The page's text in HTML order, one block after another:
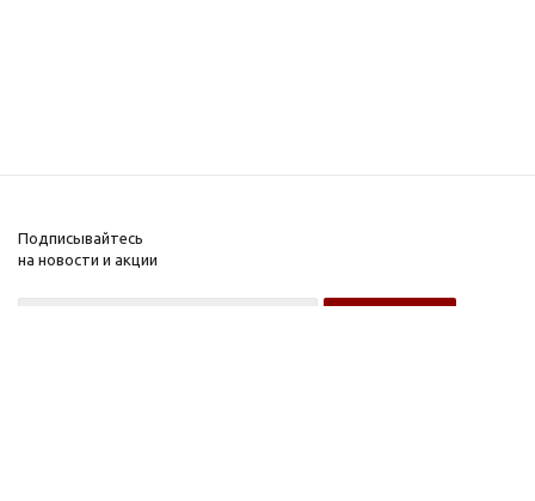
Подписывайтесь
на новости и акции